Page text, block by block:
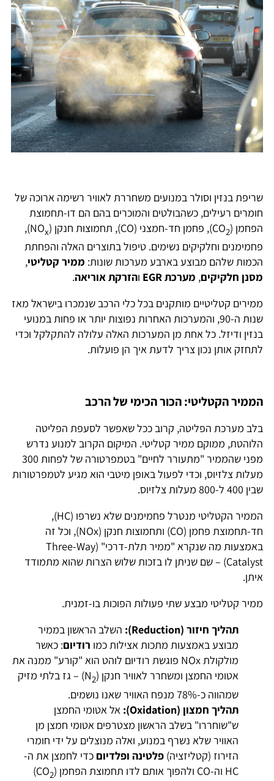
שריפת בנזין וסולר במנועים משחררת לאוויר רשימה ארוכה של
חומרים רעילים, כשהבולטים והמוכרים בהם הם דו-תחמוצת
הפחמן (CO2 ), פחמן חד-חמצני (CO), תחמוצות חנקן (NO x
),
פחמימנים וחלקיקים נשימים. טיפול בתוצרים האלה והפחתת
הכמות שלהם מבוצע בארבע מערכות שונות: ממיר קטליטי,
מסנן חלקיקים, מערכת EGR והזרקת אוריאה.
ממירים קטליטיים מותקנים בכל כלי הרכב שנמכרו בישראל מאז
שנות ה-90, והמערכות האחרות נפוצות יותר או פחות במנועי
בנזין ודיזל. כל אחת מן המערכות האלה עלולה להתקלקל וכדי
לתחזק אותן נכון צריך לדעת איך הן פועלות.
הממיר הקטליטי: הכור הכימי של הרכב
בלב מערכת הפליטה, קרוב ככל שאפשר לסעפת הפליטה
הלוהטת, ממוקם ממיר קטליטי. המיקום הקרוב למנוע נדרש
מפני שהממיר "מתעורר לחיים" בטמפרטורה של לפחות 300
מעלות צלזיוס, וכדי לפעול באופן מיטבי הוא מגיע לטמפרטורות
שבין 400 ל-800 מעלות צלזיוס.
הממיר הקטליטי מנטרל פחמימנים שלא נשרפו (HC),
חד-תחמוצת פחמן (CO) ותחמוצות חנקן (NOx), וכל זה
באמצעות מה שנקרא "ממיר תלת-דרכי" (Three-Way
Catalyst) – שם שניתן לו בזכות שלוש הצרות שהוא מתמודד
איתן.
ממיר קטליטי מבצע שתי פעולות הפוכות בו-זמנית.
תהליך חיזור (Reduction):
השלב הראשון בממיר
מבוצע באמצעות מתכות אצילות כמו רודיום: כאשר
מולקולת NOx פוגשת רודיום לוהט הוא "קורע" ממנה את
אטומי החמצן ומשחרר לאוויר חנקן (N2
) – גז בלתי מזיק
שמהווה כ-78% מנפח האוויר שאנו נושמים.
תהליך חמצון (Oxidation):
אל אטומי החמצן
ש"שוחררו" בשלב הראשון מצטרפים אטומי חמצן מן
האוויר שלא נשרף במנוע, ואלה מנוצלים על ידי חומרי
הזירוז (קטליזציה) פלטינה ופלדיום כדי לחמצן את ה-
HC וה-CO ולהפוך אותם לדו תחמוצת הפחמן (CO
2
)